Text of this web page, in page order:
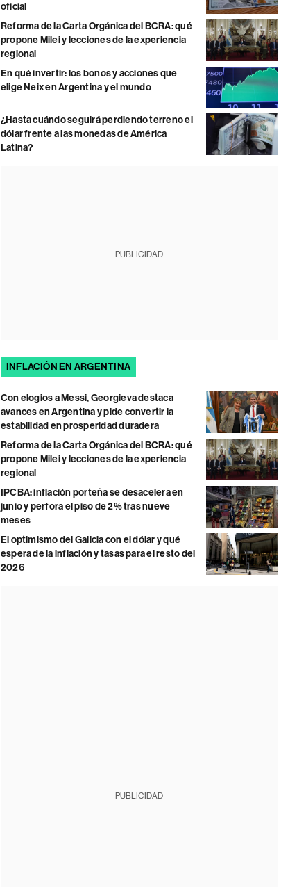
oficial
Reforma de la Carta Orgánica del BCRA: qué
propone Milei y lecciones de la experiencia
regional
En qué invertir: los bonos y acciones que
elige Neix en Argentina y el mundo
¿Hasta cuándo seguirá perdiendo terreno el
dólar frente a las monedas de América
Latina?
PUBLICIDAD
INFLACIÓN EN ARGENTINA
Con elogios a Messi, Georgieva destaca
avances en Argentina y pide convertir la
estabilidad en prosperidad duradera
Reforma de la Carta Orgánica del BCRA: qué
propone Milei y lecciones de la experiencia
regional
IPCBA: inflación porteña se desacelera en
junio y perfora el piso de 2% tras nueve
meses
El optimismo del Galicia con el dólar y qué
espera de la inflación y tasas para el resto del
2026
PUBLICIDAD